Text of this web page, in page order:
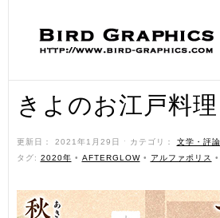
きよのお江戸料
更新日： 2021年1月29日 ˑ カテゴリ： 文学・評論
タグ: 2020年 • AFTERGLOW• アルファポリス •